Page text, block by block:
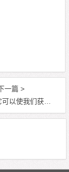
一篇 >
得更多的自信、勇气和快乐